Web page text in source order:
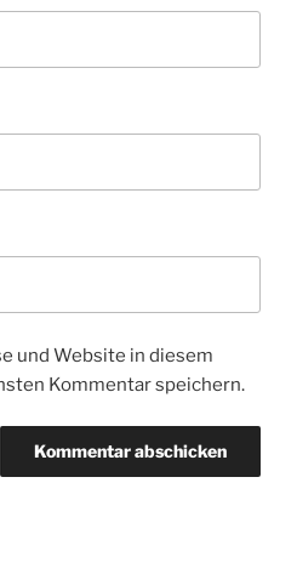
und Website in diesem
Kommentar speichern.